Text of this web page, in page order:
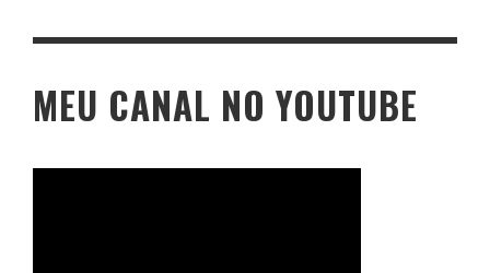
MEU CANAL NO YOUTUBE